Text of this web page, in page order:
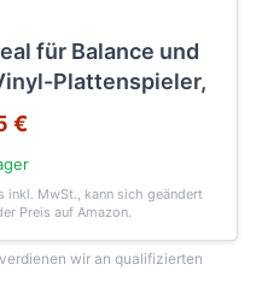
für Balance und
Plattenspieler,
€
inkl. MwSt., kann sich geändert
Preis auf Amazon.
wir an qualifizierten